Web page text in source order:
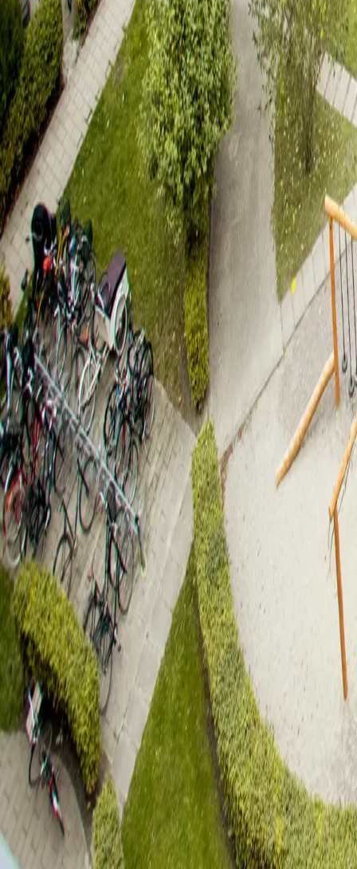
Hillerød, 3400
Studiestrædet 27, 3. 3
Carlsbakken
3 vær.
87 kvm
1.9.2026
Husleje
Bestil fremvisning